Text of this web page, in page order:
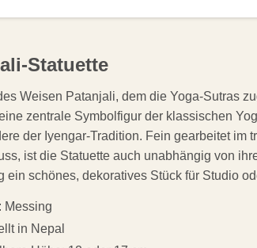
Statuette
Weisen Patanjali, dem die Yoga-Sutras
zentrale Symbolfigur der klassischen
der Iyengar-Tradition. Fein gearbeitet im
ist die Statuette auch unabhängig von
ein schönes, dekoratives Stück für Studio
Messing
in Nepal